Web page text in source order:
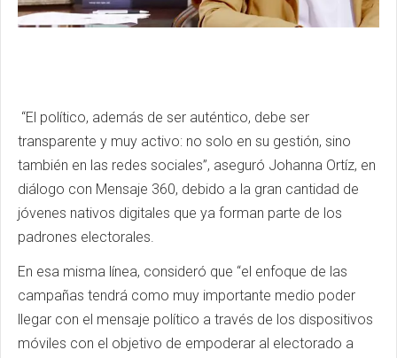
“El político, además de ser auténtico, debe ser
transparente y muy activo: no solo en su gestión, sino
también en las redes sociales”, aseguró Johanna Ortíz, en
diálogo con Mensaje 360, debido a la gran cantidad de
jóvenes nativos digitales que ya forman parte de los
padrones electorales.
En esa misma línea, consideró que “el enfoque de las
campañas tendrá como muy importante medio poder
llegar con el mensaje político a través de los dispositivos
móviles con el objetivo de empoderar al electorado a